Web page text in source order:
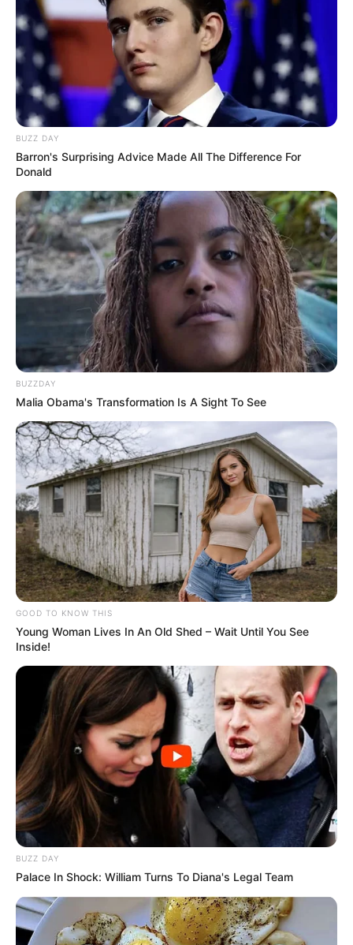
BUZZ DAY
Barron's Surprising Advice Made All The Difference For
Donald
BUZZDAY
Malia Obama's Transformation Is A Sight To See
GOOD TO KNOW THIS
Young Woman Lives In An Old Shed – Wait Until You See
Inside!
BUZZ DAY
Palace In Shock: William Turns To Diana's Legal Team